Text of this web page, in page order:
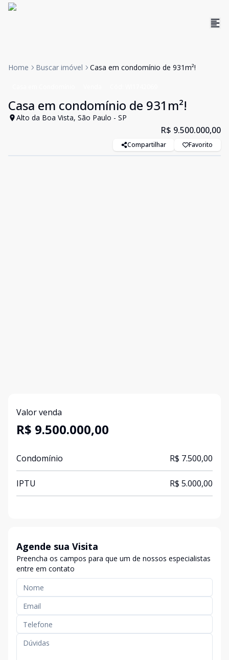
Home Buscar imóvel Casa em condomínio de 931m²!
Casa em condomínio de 931m²!
Alto da Boa Vista, São Paulo - SP
R$ 9.500.000,00
Compartilhar Favorito
Valor venda
R$ 9.500.000,00
Condomínio R$ 7.500,00
IPTU R$ 5.000,00
Agende sua Visita
Preencha os campos para que um de nossos especialistas
entre em contato